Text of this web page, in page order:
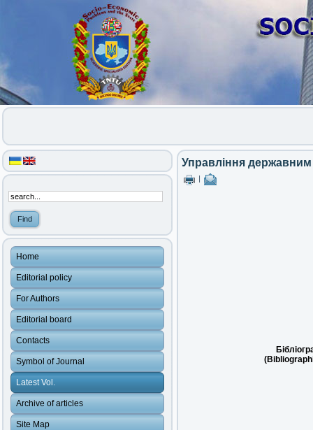
Home
Editorial policy
For Authors
Editorial board
Contacts
Symbol of Journal
Latest Vol.
Archive of articles
Site Map
Управління